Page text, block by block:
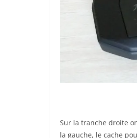
Sur la tranche droite
la gauche, le cache